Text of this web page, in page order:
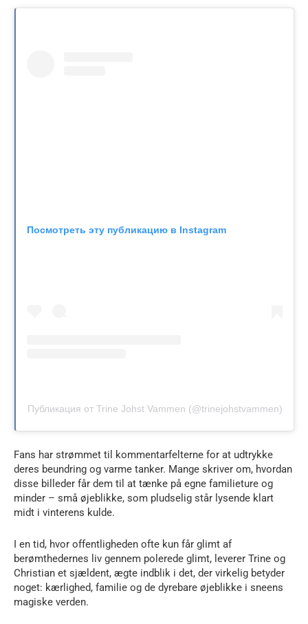
Посмотреть эту публикацию в Instagram
Публикация от Trine Johst Vammen (@trinejohstvammen)
Fans har strømmet til kommentarfelterne for at udtrykke
deres beundring og varme tanker. Mange skriver om, hvordan
disse billeder får dem til at tænke på egne familieture og
minder – små øjeblikke, som pludselig står lysende klart
midt i vinterens kulde.
I en tid, hvor offentligheden ofte kun får glimt af
berømthedernes liv gennem polerede glimt, leverer Trine og
Christian et sjældent, ægte indblik i det, der virkelig betyder
noget: kærlighed, familie og de dyrebare øjeblikke i sneens
magiske verden.